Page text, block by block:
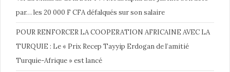
par… les 20 000 F CFA défalqués sur son salaire
POUR RENFORCER LA COOPERATION AFRICAINE AVEC LA
TURQUIE : Le « Prix Recep Tayyip Erdogan de l’amitié
Turquie-Afrique » est lancé